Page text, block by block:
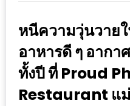
ฐานะ
อะไร
…
งาน
หนีความวุ่นวาย
อาหารดี ๆ อากา
ทั้งปี ที่ Proud
Restaurant แ